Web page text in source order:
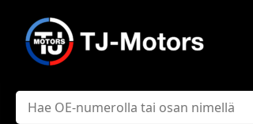
Hae